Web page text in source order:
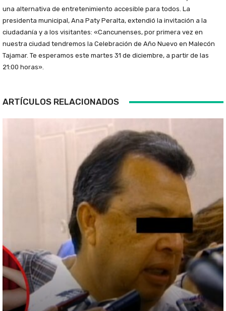
una alternativa de entretenimiento accesible para todos. La
presidenta municipal, Ana Paty Peralta, extendió la invitación a la
ciudadanía y a los visitantes: «Cancunenses, por primera vez en
nuestra ciudad tendremos la Celebración de Año Nuevo en Malecón
Tajamar. Te esperamos este martes 31 de diciembre, a partir de las
21:00 horas».
ARTÍCULOS RELACIONADOS